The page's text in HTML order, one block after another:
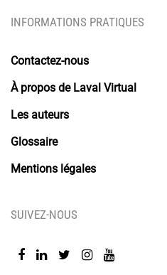
INFORMATIONS PRATIQUES
Contactez-nous
À propos de Laval Virtual
Les auteurs
Glossaire
Mentions légales
SUIVEZ-NOUS